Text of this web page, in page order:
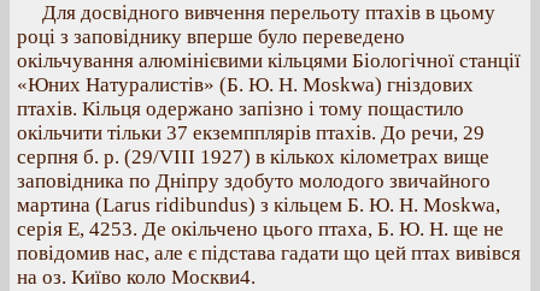
Для досвідного вивчення перельоту птахів в цьому
році з заповіднику вперше було переведено
окільчування алюмінієвими кільцями Біологічної станції
«Юних Натуралистів» (Б. Ю. Н. Moskwa) гніздових
птахів. Кільця одержано запізно і тому пощастило
окільчити тільки 37 екземпплярів птахів. До речи, 29
серпня б. р. (29/VIII 1927) в кількох кілометрах вище
заповідника по Дніпру здобуто молодого звичайного
мартина (Larus ridibundus) з кільцем Б. Ю. Н. Moskwa,
серія Е, 4253. Де окільчено цього птаха, Б. Ю. Н. ще не
повідомив нас, але є підстава гадати що цей птах вивівся
на оз. Київо коло Москви4.